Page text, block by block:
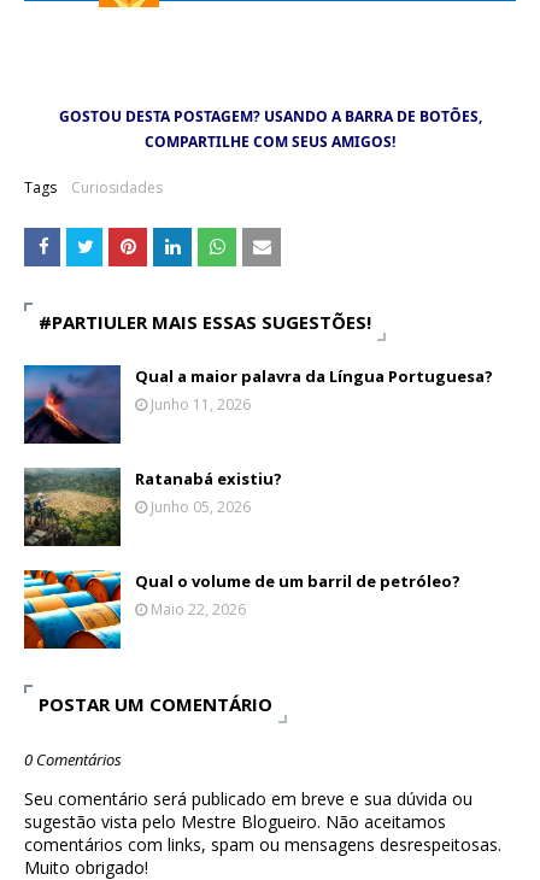
GOSTOU DESTA POSTAGEM? USANDO A BARRA DE BOTÕES,
COMPARTILHE COM SEUS AMIGOS!
Tags Curiosidades
#PARTIULER MAIS ESSAS SUGESTÕES!
Qual a maior palavra da Língua Portuguesa?
Junho 11, 2026
Ratanabá existiu?
Junho 05, 2026
Qual o volume de um barril de petróleo?
Maio 22, 2026
POSTAR UM COMENTÁRIO
0 Comentários
Seu comentário será publicado em breve e sua dúvida ou
sugestão vista pelo Mestre Blogueiro. Não aceitamos
comentários com links, spam ou mensagens desrespeitosas.
Muito obrigado!